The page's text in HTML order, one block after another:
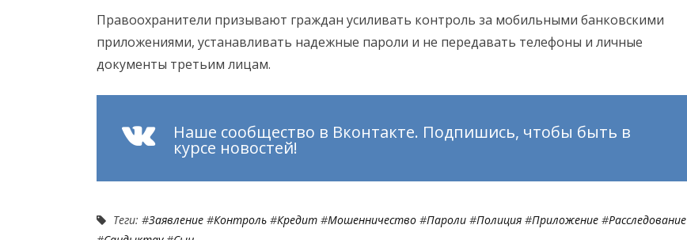
Правоохранители призывают граждан усиливать контроль за мобильными банковскими
приложениями, устанавливать надежные пароли и не передавать телефоны и личные
документы третьим лицам.
Наше сообщество в Вконтакте. Подпишись, чтобы быть в
курсе новостей!
Теги: #Заявление #Контроль #Кредит #Мошенничество #Пароли #Полиция #Приложение #Расследование